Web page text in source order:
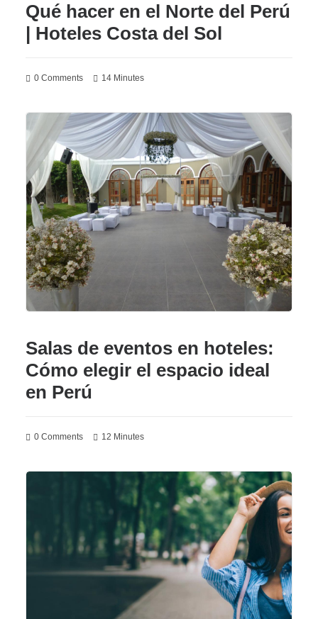
Qué hacer en el Norte del Perú
| Hoteles Costa del Sol
0 Comments 14 Minutes
Salas de eventos en hoteles:
Cómo elegir el espacio ideal
en Perú
0 Comments 12 Minutes